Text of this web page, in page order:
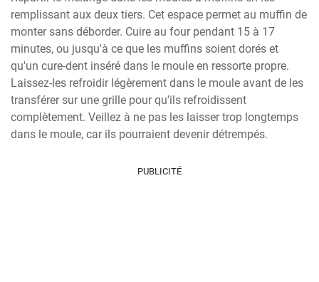
remplissant aux deux tiers. Cet espace permet au muffin de
monter sans déborder. Cuire au four pendant 15 à 17
minutes, ou jusqu'à ce que les muffins soient dorés et
qu'un cure-dent inséré dans le moule en ressorte propre.
Laissez-les refroidir légèrement dans le moule avant de les
transférer sur une grille pour qu'ils refroidissent
complètement. Veillez à ne pas les laisser trop longtemps
dans le moule, car ils pourraient devenir détrempés.
PUBLICITÉ